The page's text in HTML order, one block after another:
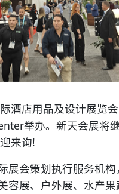
店用品及设计展览会
举办。新天会展将
来询!
会策划执行服务机构
容展、户外展、水产